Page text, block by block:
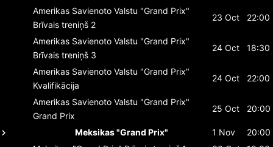
Amerikas Savienoto Valstu "Grand Prix"
Brīvais treniņš 2
23 Oct 22:00
Amerikas Savienoto Valstu "Grand Prix"
Brīvais treniņš 3
24 Oct 18:30
Amerikas Savienoto Valstu "Grand Prix"
Kvalifikācija
24 Oct 22:00
Amerikas Savienoto Valstu "Grand Prix"
Grand Prix
25 Oct 20:00
Meksikas "Grand Prix" 1 Nov
20:00